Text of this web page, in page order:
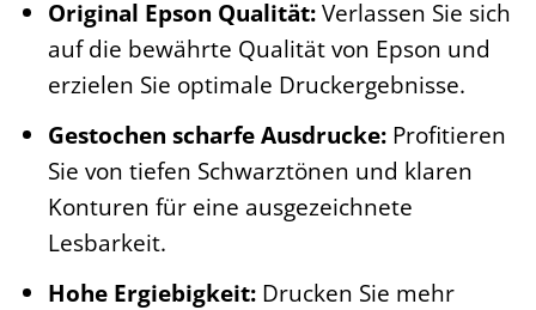
Original Epson Qualität:Verlassen Sie sich
auf die bewährte Qualität von Epson und
erzielen Sie optimale Druckergebnisse.
Gestochen scharfe Ausdrucke:Profitieren
Sie von tiefen Schwarztönen und klaren
Konturen für eine ausgezeichnete
Lesbarkeit.
Hohe Ergiebigkeit:Drucken Sie mehr